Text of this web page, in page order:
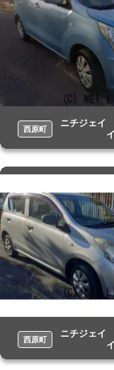
西原町
ニチジェイ
西原町
ニチジェイ